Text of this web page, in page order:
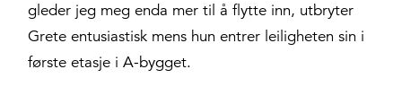
gleder jeg meg enda mer til å flytte inn, utbryter
Grete entusiastisk mens hun entrer leiligheten sin i
første etasje i A-bygget.